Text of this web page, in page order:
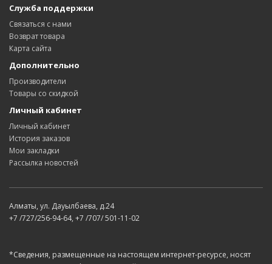
Служба поддержки
Связаться с нами
Возврат товара
Карта сайта
Дополнительно
Производители
Товары со скидкой
Личный кабинет
Личный кабинет
История заказов
Мои закладки
Рассылка новостей
Алматы, ул. Дауылбаева, д.24
+7 /727/256-94-64, +7 /707/ 501-11-02
*Сведения, размещенные на настоящем интернет-ресурсе, носят